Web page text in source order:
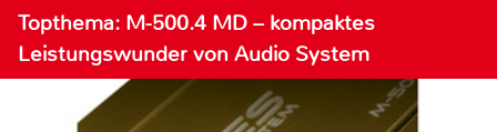
Topthema: M-500.4 MD – kompaktes
Leistungswunder von Audio System